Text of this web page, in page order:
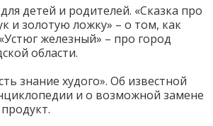
детей и родителей. «Сказка про
и золотую ложку» – о том, как
железный» – про город
области.
знание худого». Об известной
и о возможной замене